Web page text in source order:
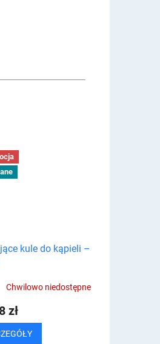
kule do kąpieli –
Chwilowo niedostępne
zł